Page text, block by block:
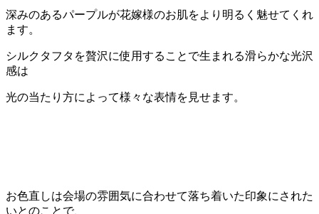
深みのあるパープルが花嫁様のお肌をより明るく魅せてくれ
ます。
シルクタフタを贅沢に使用することで生まれる滑らかな光沢
感は
光の当たり方によって様々な表情を見せます。
お色直しは会場の雰囲気に合わせて落ち着いた印象にされた
いとのことで、